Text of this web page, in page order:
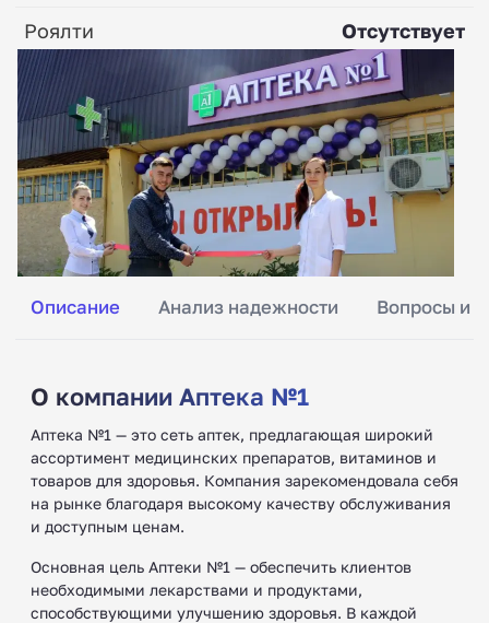
Описание Анализ надежности Вопросы и
О компании Аптека №1
Аптека №1 — это сеть аптек, предлагающая широкий
ассортимент медицинских препаратов, витаминов и
товаров для здоровья. Компания зарекомендовала себя
на рынке благодаря высокому качеству обслуживания
и доступным ценам.
Основная цель Аптеки №1 — обеспечить клиентов
необходимыми лекарствами и продуктами,
способствующими улучшению здоровья. В каждой
Роялти
Отсутствует